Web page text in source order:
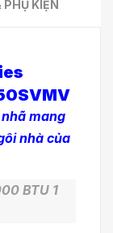
KIỆN
mang
nhà của